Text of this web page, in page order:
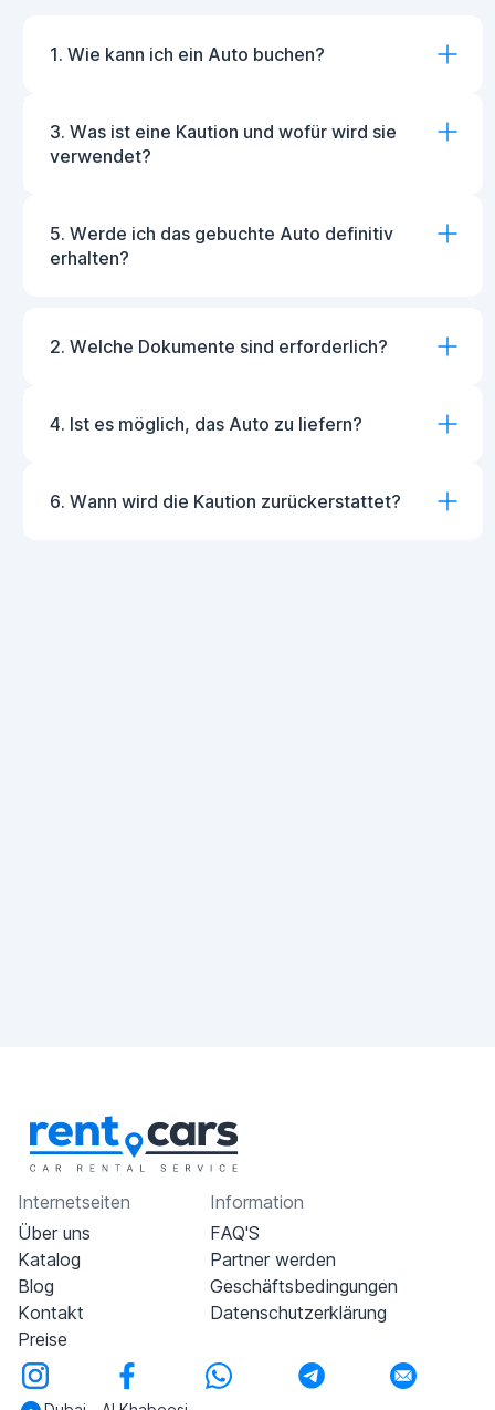
1. Wie kann ich ein Auto buchen?
3. Was ist eine Kaution und wofür wird sie
verwendet?
5. Werde ich das gebuchte Auto definitiv
erhalten?
2. Welche Dokumente sind erforderlich?
4. Ist es möglich, das Auto zu liefern?
6. Wann wird die Kaution zurückerstattet?
Internetseiten
Über uns
Katalog
Blog
Kontakt
Preise
Information
FAQ'S
Partner werden
Geschäftsbedingungen
Datenschutzerklärung